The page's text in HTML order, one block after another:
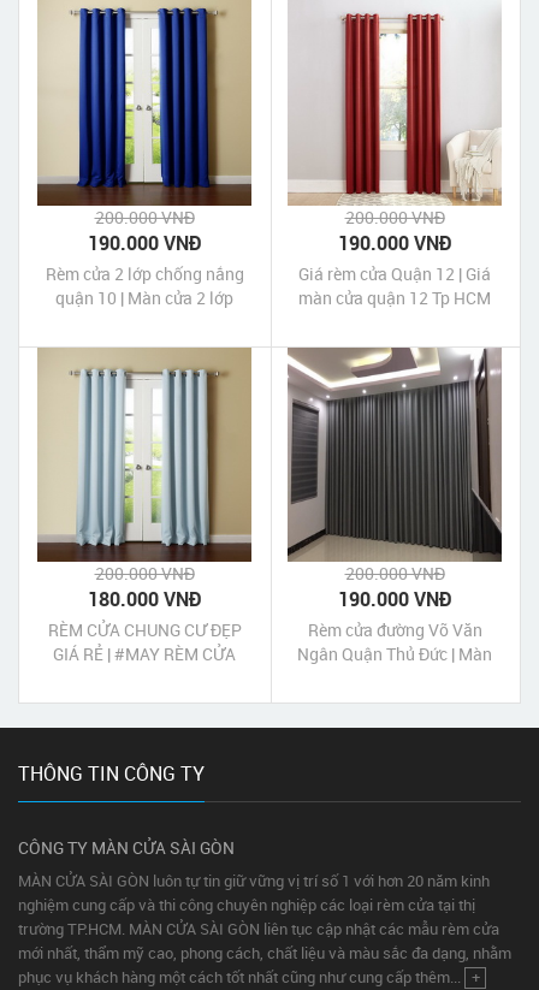
200.000 VNĐ
190.000 VNĐ
Rèm cửa 2 lớp chống nắng
quận 10 | Màn cửa 2 lớp
HCM
200.000 VNĐ
190.000 VNĐ
Giá rèm cửa Quận 12 | Giá
màn cửa quận 12 Tp HCM
200.000 VNĐ
180.000 VNĐ
RÈM CỬA CHUNG CƯ ĐẸP
GIÁ RẺ | #MAY RÈM CỬA
CẤP TẠI TP HCM
200.000 VNĐ
190.000 VNĐ
Rèm cửa đường Võ Văn
Ngân Quận Thủ Đức | Màn
Đức Tp HCM
THÔNG TIN CÔNG TY
CÔNG TY MÀN CỬA SÀI GÒN
MÀN CỬA SÀI GÒN luôn tự tin giữ vững vị trí số 1 với hơn 20 năm kinh
nghiệm cung cấp và thi công chuyên nghiệp các loại rèm cửa tại thị
trường TP.HCM. MÀN CỬA SÀI GÒN liên tục cập nhật các mẫu rèm cửa
mới nhất, thẩm mỹ cao, phong cách, chất liệu và màu sắc đa dạng, nhằm
phục vụ khách hàng một cách tốt nhất cũng như cung cấp thêm... +